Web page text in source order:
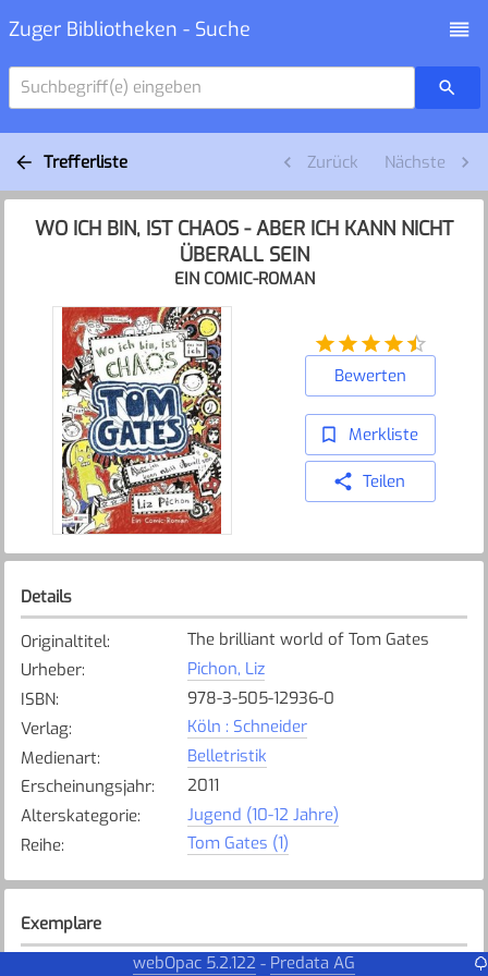
Zuger Bibliotheken - Suche
Suchbegriff(e) eingeben
Trefferliste Zurück Nächste
WO ICH BIN, IST CHAOS - ABER ICH KANN NICHT
ÜBERALL SEIN
EIN COMIC-ROMAN
Bewerten
Merkliste
Teilen
Details
Originaltitel:
The brilliant world of Tom Gates
Urheber:
Pichon, Liz
ISBN:
978-3-505-12936-0
Verlag:
Köln : Schneider
Medienart:
Belletristik
Erscheinungsjahr:
2011
Alterskategorie:
Jugend (10-12 Jahre)
Reihe: Tom Gates (1)
Exemplare
webOpac 5.2.122 - Predata AG